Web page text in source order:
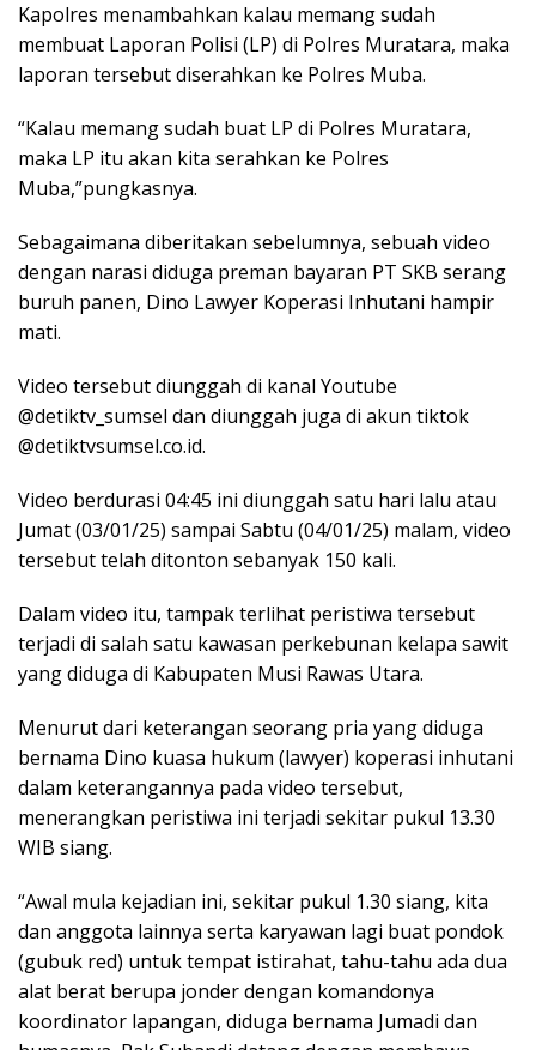
Kapolres menambahkan kalau memang sudah
membuat Laporan Polisi (LP) di Polres Muratara, maka
laporan tersebut diserahkan ke Polres Muba.
“Kalau memang sudah buat LP di Polres Muratara,
maka LP itu akan kita serahkan ke Polres
Muba,”pungkasnya.
Sebagaimana diberitakan sebelumnya, sebuah video
dengan narasi diduga preman bayaran PT SKB serang
buruh panen, Dino Lawyer Koperasi Inhutani hampir
mati.
Video tersebut diunggah di kanal Youtube
@detiktv_sumsel dan diunggah juga di akun tiktok
@detiktvsumsel.co.id.
Video berdurasi 04:45 ini diunggah satu hari lalu atau
Jumat (03/01/25) sampai Sabtu (04/01/25) malam, video
tersebut telah ditonton sebanyak 150 kali.
Dalam video itu, tampak terlihat peristiwa tersebut
terjadi di salah satu kawasan perkebunan kelapa sawit
yang diduga di Kabupaten Musi Rawas Utara.
Menurut dari keterangan seorang pria yang diduga
bernama Dino kuasa hukum (lawyer) koperasi inhutani
dalam keterangannya pada video tersebut,
menerangkan peristiwa ini terjadi sekitar pukul 13.30
WIB siang.
“Awal mula kejadian ini, sekitar pukul 1.30 siang, kita
dan anggota lainnya serta karyawan lagi buat pondok
(gubuk red) untuk tempat istirahat, tahu-tahu ada dua
alat berat berupa jonder dengan komandonya
koordinator lapangan, diduga bernama Jumadi dan